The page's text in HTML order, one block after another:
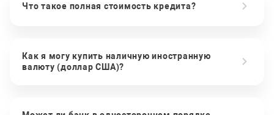
Что такое полная стоимость кредита?
Как я могу купить наличную иностранную
валюту (доллар США)?